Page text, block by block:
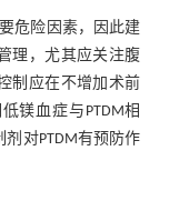
危险因素，因此建
理，尤其应关注腹
制应在不增加术前
镁血症与PTDM相
对PTDM有预防作